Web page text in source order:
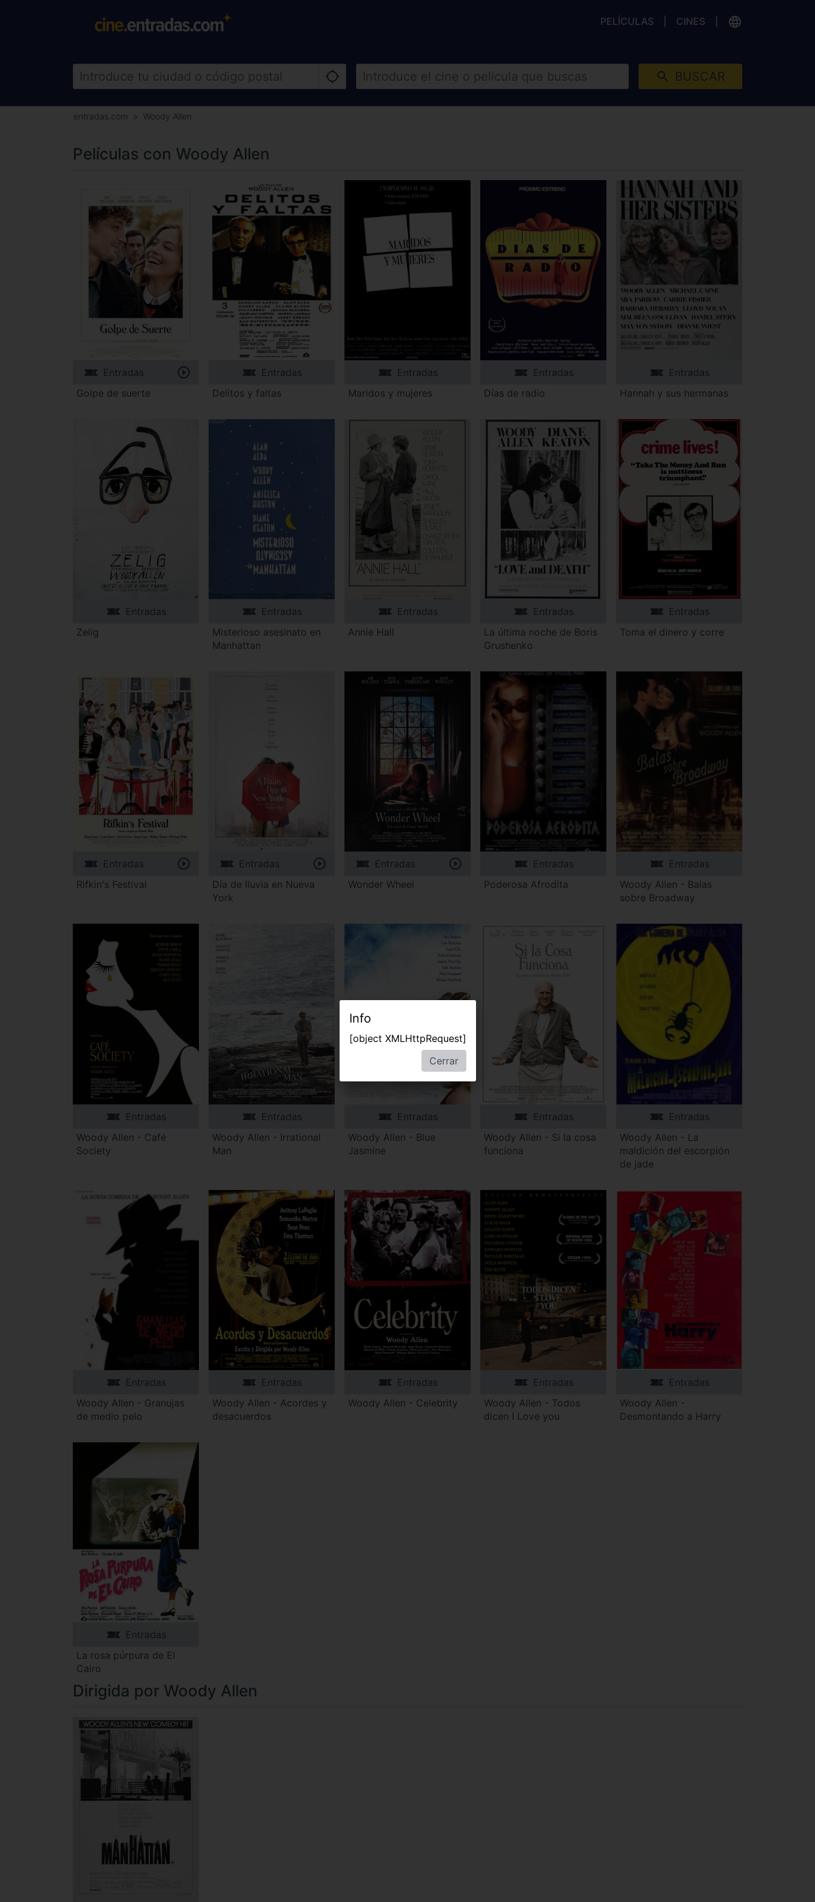
PELÍCULAS CINES
BUSCAR
entradas.com Woody Allen
Películas con Woody Allen
Entradas
Golpe de suerte
Entradas
Delitos y faltas
Entradas
Maridos y mujeres
Entradas
Días de radio
Entradas
Hannah y sus hermanas
Entradas
Zelig
Entradas
Misterioso asesinato en
Manhattan
Entradas
Annie Hall
Entradas
La última noche de Boris
Grushenko
Entradas
Toma el dinero y corre
Entradas
Rifkin's Festival
Entradas
Día de lluvia en Nueva
York
Entradas
Wonder Wheel
Entradas
Poderosa Afrodita
Entradas
Woody Allen - Balas
sobre Broadway
Entradas
Woody Allen - Café
Society
Entradas
Woody Allen - Irrational
Man
Entradas
Woody Allen - Blue
Jasmine
Entradas
Woody Allen - Si la cosa
funciona
Entradas
Woody Allen - La
maldición del escorpión
de jade
Entradas
Woody Allen - Granujas
de medio pelo
Entradas
Woody Allen - Acordes y
desacuerdos
Entradas
Woody Allen - Celebrity
Entradas
Woody Allen - Todos
dicen I Love you
Entradas
Woody Allen -
Desmontando a Harry
Entradas
La rosa púrpura de El
Cairo
Dirigida por Woody Allen
Info
[object XMLHttpRequest]
Cerrar